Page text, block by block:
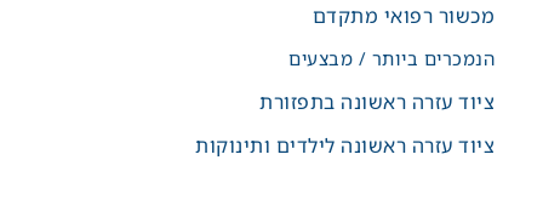
מכשור רפואי מתקדם
הנמכרים ביותר / מבצעים
ציוד עזרה ראשונה בתפזורת
ציוד עזרה ראשונה לילדים ותינוקות